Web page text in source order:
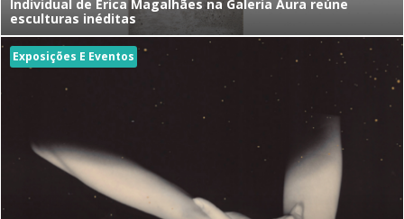
Individual de Érica Magalhães na Galeria Aura reúne
esculturas inéditas
Exposições E Eventos